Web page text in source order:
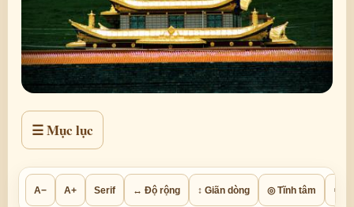
☰ Mục lục
A− A+ Serif ↔ Độ rộng ↕ Giãn dòng ◎ Tĩnh tâm ⚙